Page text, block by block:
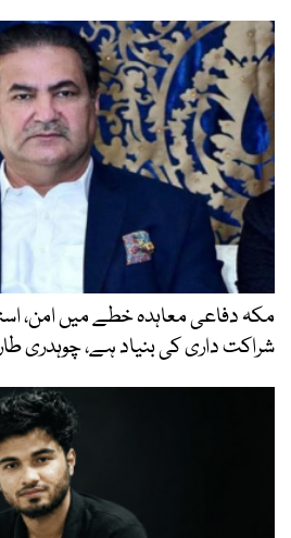
مکہ دفاعی معاہدہ خطے میں امن،
شراکت داری کی بنیاد ہے، چوہدری